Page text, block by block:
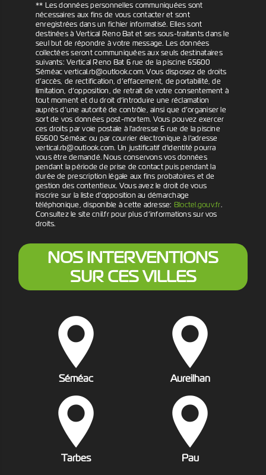
** Les données personnelles communiquées sont
nécessaires aux fins de vous contacter et sont
enregistrées dans un fichier informatisé. Elles sont
destinées à Vertical Reno Bat et ses sous-traitants dans le
seul but de répondre à votre message. Les données
collectées seront communiquées aux seuls destinataires
suivants: Vertical Reno Bat 6 rue de la piscine 65600
Séméac vertical.rb@outlook.com. Vous disposez de droits
d’accès, de rectification, d’effacement, de portabilité, de
limitation, d’opposition, de retrait de votre consentement à
tout moment et du droit d’introduire une réclamation
auprès d’une autorité de contrôle, ainsi que d’organiser le
sort de vos données post-mortem. Vous pouvez exercer
ces droits par voie postale à l'adresse 6 rue de la piscine
65600 Séméac ou par courrier électronique à l'adresse
vertical.rb@outlook.com. Un justificatif d'identité pourra
vous être demandé. Nous conservons vos données
pendant la période de prise de contact puis pendant la
durée de prescription légale aux fins probatoires et de
gestion des contentieux. Vous avez le droit de vous
inscrire sur la liste d'opposition au démarchage
téléphonique, disponible à cette adresse: Bloctel.gouv.fr.
Consultez le site cnil.fr pour plus d’informations sur vos
droits.
NOS INTERVENTIONS
SUR CES VILLES
Séméac Aureilhan
Tarbes Pau